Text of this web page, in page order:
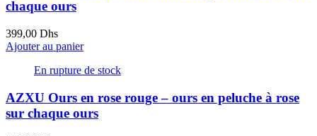
chaque ours
399,00 Dhs
Ajouter au panier
En rupture de stock
AZXU Ours en rose rouge – ours en peluche à rose
sur chaque ours